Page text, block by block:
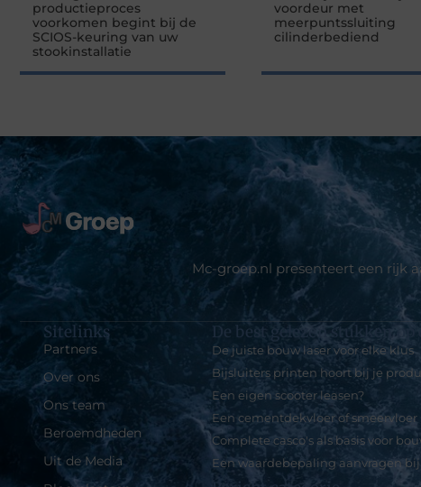
productieproces
voorkomen begint bij de
SCIOS-keuring van uw
stookinstallatie
voordeur met
meerpuntssluiting
cilinderbediend
Mc-groep.nl presenteert een rijk
Sitelinks
Partners
Over ons
Ons team
Beroemdheden
Uit de Media
De best gelezen stukken op
De juiste bouw laser voor elke klus
Bijsluiters printen hoort bij je
Een eigen scooter leasen?
Een cementdekvloer of
Complete casco's als basis voor
Een waardebepaling aanvragen